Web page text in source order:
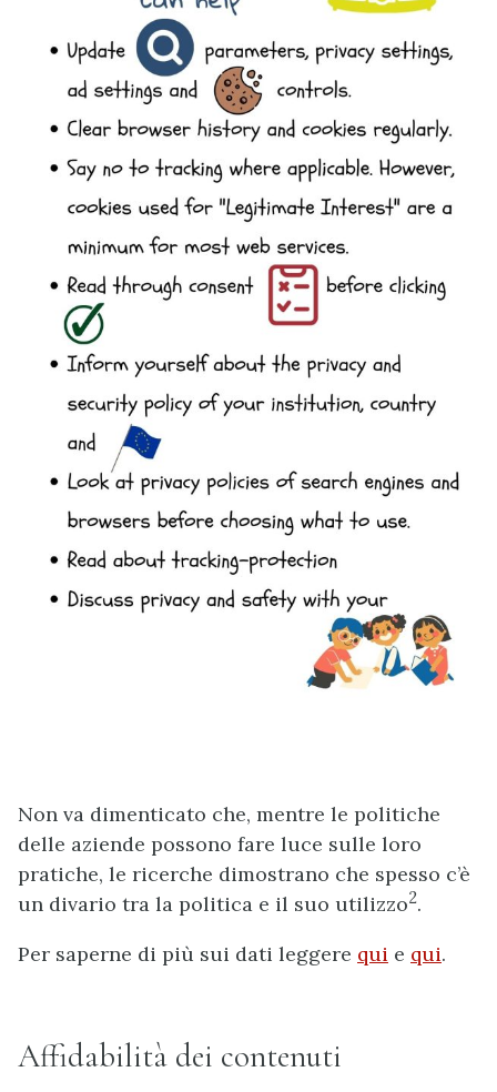
Non va dimenticato che, mentre le politiche
delle aziende possono fare luce sulle loro
pratiche, le ricerche dimostrano che spesso c’è
un divario tra la politica e il suo utilizzo2.
Per saperne di più sui dati leggere qui e qui.
Affidabilità dei contenuti